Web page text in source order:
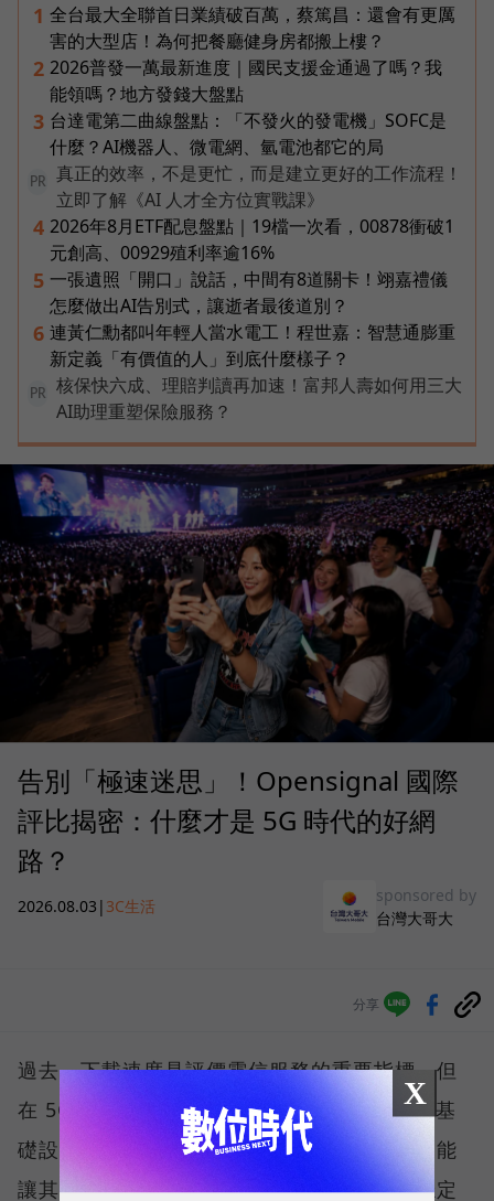
1 全台最大全聯首日業績破百萬，蔡篤昌：還會有更厲
害的大型店！為何把餐廳健身房都搬上樓？
2 2026普發一萬最新進度｜國民支援金通過了嗎？我
能領嗎？地方發錢大盤點
3 台達電第二曲線盤點：「不發火的發電機」SOFC是
什麼？AI機器人、微電網、氫電池都它的局
PR
真正的效率，不是更忙，而是建立更好的工作流程！
立即了解《AI 人才全方位實戰課》
4 2026年8月ETF配息盤點｜19檔一次看，00878衝破1
元創高、00929殖利率逾16%
5 一張遺照「開口」說話，中間有8道關卡！翊嘉禮儀
怎麼做出AI告別式，讓逝者最後道別？
6 連黃仁勳都叫年輕人當水電工！程世嘉：智慧通膨重
新定義「有價值的人」到底什麼樣子？
PR
核保快六成、理賠判讀再加速！富邦人壽如何用三大
AI助理重塑保險服務？
告別「極速迷思」！Opensignal 國際
評比揭密：什麼才是 5G 時代的好網
路？
2026.08.03 | 3C生活
sponsored by
台灣大哥大
分享
過去，下載速度是評價電信服務的重要指標，但
在 5G 成為工作、娛樂、生活不可或缺的數位基
礎設施後，消費者發現，再快的網速，如果不能
讓其在人潮聚集、高速移動或室內空間維持穩定
X